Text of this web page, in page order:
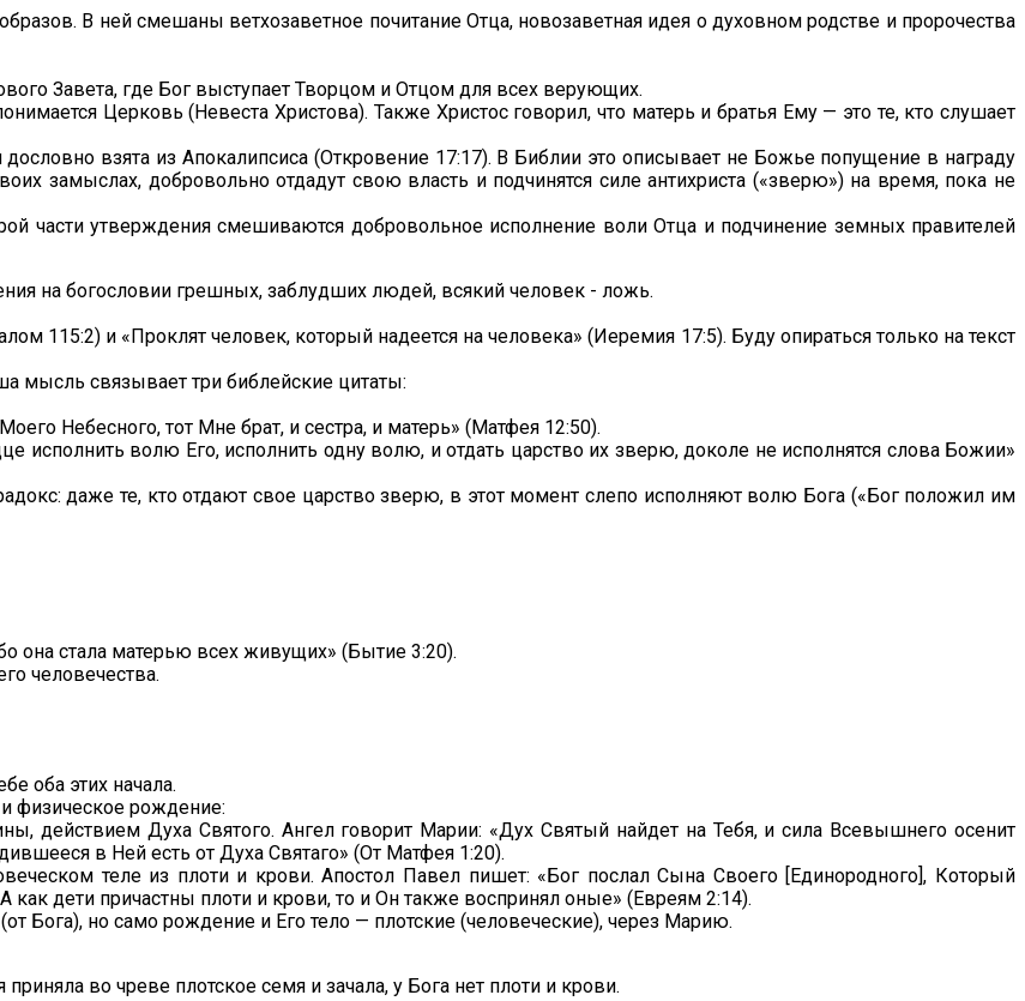
В ней смешаны ветхозаветное почитание Отца, новозаветная идея о духовном родстве и пророчества
Завета, где Бог выступает Творцом и Отцом для всех верующих.
Церковь (Невеста Христова). Также Христос говорил, что матерь и братья Ему — это те, кто слушает
взята из Апокалипсиса (Откровение 17:17). В Библии это описывает не Божье попущение в награду
замыслах, добровольно отдадут свою власть и подчинятся силе антихриста («зверю») на время, пока не
части утверждения смешиваются добровольное исполнение воли Отца и подчинение земных правителей
на богословии грешных, заблудших людей, всякий человек - ложь.
115:2) и «Проклят человек, который надеется на человека» (Иеремия 17:5). Буду опираться только на текст
мысль связывает три библейские цитаты:
Небесного, тот Мне брат, и сестра, и матерь» (Матфея 12:50).
исполнить волю Его, исполнить одну волю, и отдать царство их зверю, доколе не исполнятся слова Божии»
даже те, кто отдают свое царство зверю, в этот момент слепо исполняют волю Бога («Бог положил им
она стала матерью всех живущих» (Бытие 3:20).
человечества.
оба этих начала.
и физическое рождение:
действием Духа Святого. Ангел говорит Марии: «Дух Святый найдет на Тебя, и сила Всевышнего осенит
в Ней есть от Духа Святаго» (От Матфея 1:20).
теле из плоти и крови. Апостол Павел пишет: «Бог послал Сына Своего [Единородного], Который
дети причастны плоти и крови, то и Он также воспринял оные» (Евреям 2:14).
Бога), но само рождение и Его тело — плотские (человеческие), через Марию.
во чреве плотское семя и зачала, у Бога нет плоти и крови.